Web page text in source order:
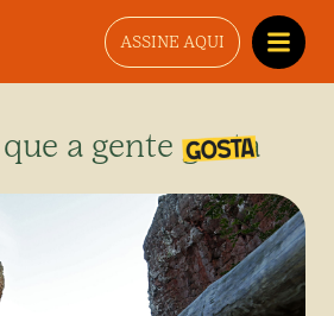
ASSINE AQUI
a gente gosta